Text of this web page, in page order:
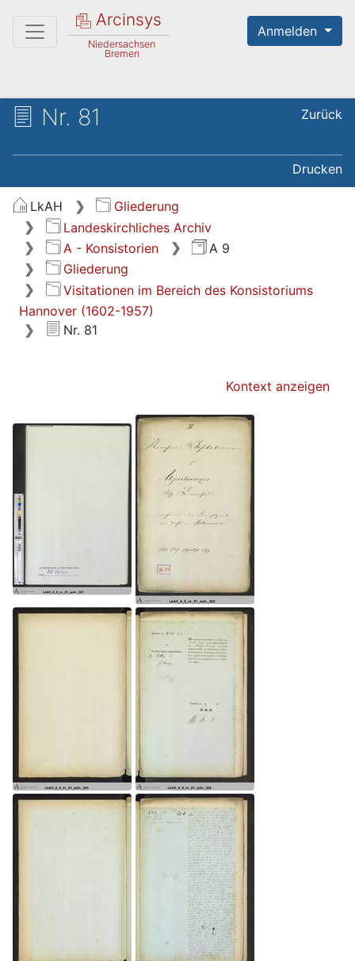
Arcinsys
Niedersachsen
Bremen
Anmelden
Nr. 81 Zurück
Drucken
LkAH
Gliederung
Landeskirchliches Archiv
A - Konsistorien
A 9
Gliederung
Visitationen im Bereich des Konsistoriums
Hannover (1602-1957)
Nr. 81
Kontext anzeigen